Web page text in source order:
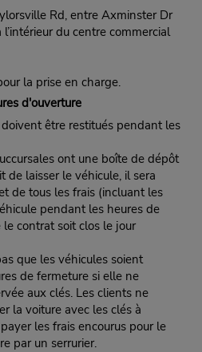
Rd, entre Axminster Dr
du centre commercial
la prise en charge.
d'ouverture
être restitués pendant les
ont une boîte de dépôt
de laisser le véhicule, il sera
de tous les frais (incluant les
pendant les heures de
le contrat soit clos le jour
que les véhicules soient
de fermeture si elle ne
aux clés. Les clients ne
la voiture avec les clés à
les frais encourus pour le
par un serrurier.